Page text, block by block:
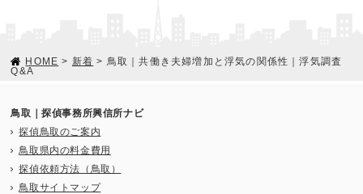
HOME > 新着 > 鳥取｜共働き夫婦増加と浮気の関係性｜浮気調査
Q&A
鳥取｜探偵事務所興信所ナビ
探偵鳥取のご案内
鳥取県内の料金費用
探偵依頼方法（鳥取）
鳥取サイトマップ